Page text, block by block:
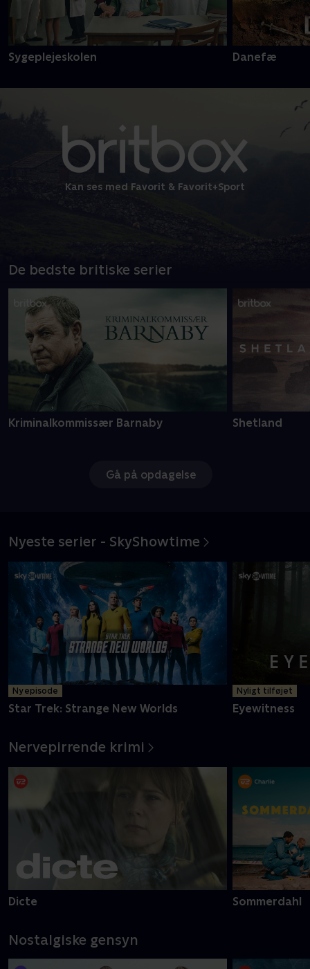
Sygeplejeskolen Danefæ
Kan ses med Favorit & Favorit+Sport
De bedste britiske serier
Kriminalkommissær Barnaby Shetland
Gå på opdagelse
Nyeste serier - SkyShowtime
Ny episode
Star Trek: Strange New Worlds
Nyligt tilføjet
Eyewitness
Nervepirrende krimi
Dicte Sommerdahl
Nostalgiske gensyn